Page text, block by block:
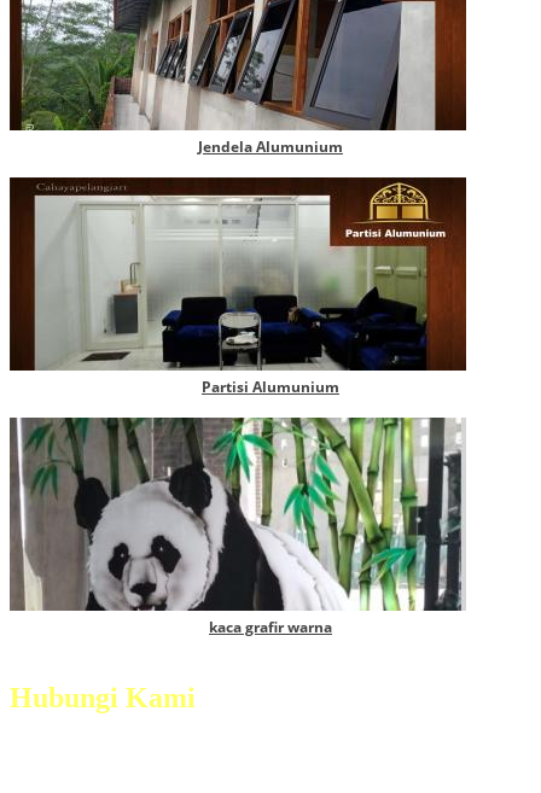
Jendela Alumunium
Partisi Alumunium
kaca grafir warna
Hubungi Kami